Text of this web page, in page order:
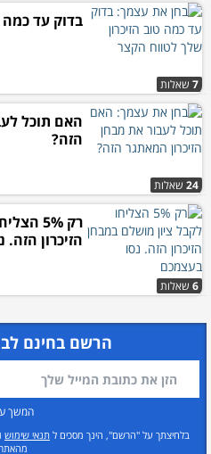
7 שאלות
בדוק עד כמה
24 שאלות
האם תוכל
הזה?
6 שאלות
רק 5%
הזיכרון
הרשם בחינם
המשך
בלחיצתך על "הרשם", הינך מסכים ל תנאי שימוש ו